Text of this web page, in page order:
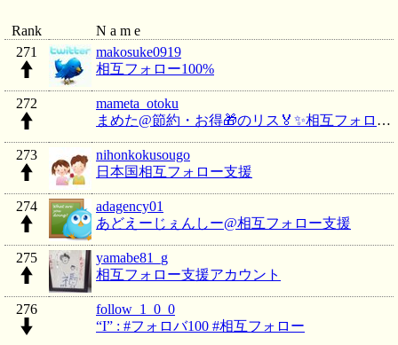
Rank
N a m e
271
makosuke0919
相互フォロー100%
272
mameta_otoku
まめた@節約・お得🎁のリス🏅✨相互フォロー期間⏰
273
nihonkokusougo
日本国相互フォロー支援
274
adagency01
あどえーじぇんしー@相互フォロー支援
275
yamabe81_g
相互フォロー支援アカウント
276
follow_1_0_0
“I” : #フォロバ100 #相互フォロー